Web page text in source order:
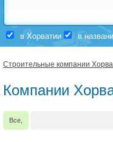
в Хорватии в
Строительные компании
Компании
Все,